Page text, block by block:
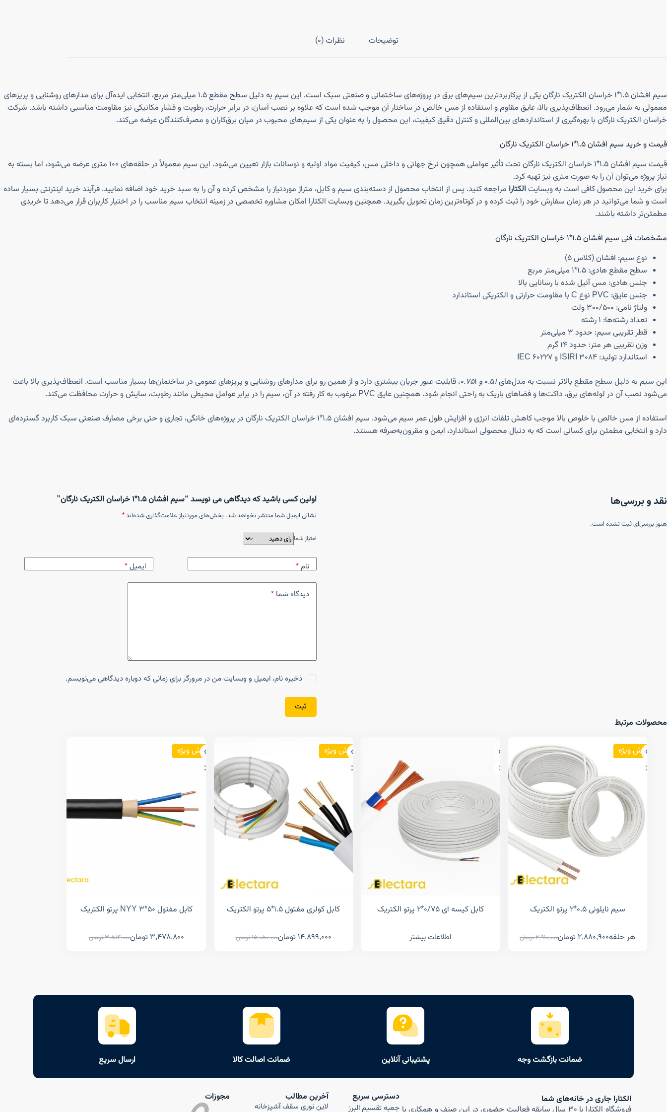
توضیحات نظرات (0)
سیم افشان ۱.۵*۱ خراسان الکتریک نارگان یکی از پرکاربردترین سیم‌های برق در پروژه‌های ساختمانی و صنعتی سبک است. این سیم به دلیل سطح مقطع ۱.۵ میلی‌متر مربع، انتخابی ایده‌آل برای مدارهای روشنایی و پریزهای
معمولی به شمار می‌رود. انعطاف‌پذیری بالا، عایق مقاوم و استفاده از مس خالص در ساختار آن موجب شده است که علاوه بر نصب آسان، در برابر حرارت، رطوبت و فشار مکانیکی نیز مقاومت مناسبی داشته باشد. شرکت
خراسان الکتریک نارگان با بهره‌گیری از استانداردهای بین‌المللی و کنترل دقیق کیفیت، این محصول را به عنوان یکی از سیم‌های محبوب در میان برق‌کاران و مصرف‌کنندگان عرضه می‌کند.
قیمت و خرید سیم افشان ۱.۵*۱ خراسان الکتریک نارگان
قیمت سیم افشان ۱.۵*۱ خراسان الکتریک نارگان تحت تأثیر عواملی همچون نرخ جهانی و داخلی مس، کیفیت مواد اولیه و نوسانات بازار تعیین می‌شود. این سیم معمولاً در حلقه‌های ۱۰۰ متری عرضه می‌شود، اما بسته به
نیاز پروژه می‌توان آن را به صورت متری نیز تهیه کرد.
برای خرید این محصول کافی است به وبسایتالکتارا مراجعه کنید. پس از انتخاب محصول از دسته‌بندی سیم و کابل، متراژ موردنیاز را مشخص کرده و آن را به سبد خرید خود اضافه نمایید. فرآیند خرید اینترنتی بسیار ساده
است و شما می‌توانید در هر زمان سفارش خود را ثبت کرده و در کوتاه‌ترین زمان تحویل بگیرید. همچنین وبسایت الکتارا امکان مشاوره تخصصی در زمینه انتخاب سیم مناسب را در اختیار کاربران قرار می‌دهد تا خریدی
مطمئن‌تر داشته باشند.
مشخصات فنی سیم افشان ۱.۵*۱ خراسان الکتریک نارگان
نوع سیم: افشان (کلاس ۵)
سطح مقطع هادی: ۱.۵*۱ میلی‌متر مربع
جنس هادی: مس آنیل شده با رسانایی بالا
جنس عایق: PVC نوع C با مقاومت حرارتی و الکتریکی استاندارد
ولتاژ نامی: ۳۰۰/۵۰۰ ولت
تعداد رشته‌ها: ۱ رشته
قطر تقریبی سیم: حدود ۳ میلی‌متر
وزن تقریبی هر متر: حدود ۱۴ گرم
استاندارد تولید: ISIRI 3084 و IEC 60227
این سیم به دلیل سطح مقطع بالاتر نسبت به مدل‌های ۰.۵۱ و ۰.۷۵
۱، قابلیت عبور جریان بیشتری دارد و از همین رو برای مدارهای روشنایی و پریزهای عمومی در ساختمان‌ها بسیار مناسب است. انعطاف‌پذیری بالا باعث
می‌شود نصب آن در لوله‌های برق، داکت‌ها و فضاهای باریک به راحتی انجام شود. همچنین عایق PVC مرغوب به کار رفته در آن، سیم را در برابر عوامل محیطی مانند رطوبت، سایش و حرارت محافظت می‌کند.
استفاده از مس خالص با خلوص بالا موجب کاهش تلفات انرژی و افزایش طول عمر سیم می‌شود. سیم افشان ۱.۵*۱ خراسان الکتریک نارگان در پروژه‌های خانگی، تجاری و حتی برخی مصارف صنعتی سبک کاربرد گسترده‌ای
دارد و انتخابی مطمئن برای کسانی است که به دنبال محصولی استاندارد، ایمن و مقرون‌به‌صرفه هستند.
نقد و بررسی‌ها
هنوز بررسی‌ای ثبت نشده است.
اولین کسی باشید که دیدگاهی می نویسد “سیم افشان ۱.۵*۱ خراسان الکتریک نارگان”
نشانی ایمیل شما منتشر نخواهد شد. بخش‌های موردنیاز علامت‌گذاری شده‌اند*
امتیاز شما
نام* ایمیل*
دیدگاه شما *
ذخیره نام، ایمیل و وبسایت من در مرورگر برای زمانی که دوباره دیدگاهی می‌نویسم.
ثبت
محصولات مرتبط
فروش ویژه
سیم نایلونی ۰.۵*۲ پرتو الکتریک
هر حلقه 2,910,000تومان 2,880,900 تومان
کابل کیسه ای ۰/۷۵*۲ پرتو الکتریک
اطلاعات بیشتر
فروش ویژه
کابل کولری مفتول ۱.۵*۵ پرتو الکتریک
15,050,000تومان 14,899,000 تومان
فروش ویژه
کابل مفتول NYY 3*50 پرتو الکتریک
3,514,000تومان 3,478,800 تومان
ضمانت بازگشت وجه پشتیبانی آنلاین ضمانت اصالت کالا ارسال سریع
الکتارا جاری در خانه‌های شما
فروشگاه الکتارا با ۳۰ سال سابقه فعالیت حضوری در این صنف و همکاری با
دسترسی سریع
جعبه تقسیم البرز
آخرین مطالب
لاین نوری سقف آشپزخانه
مجوزات